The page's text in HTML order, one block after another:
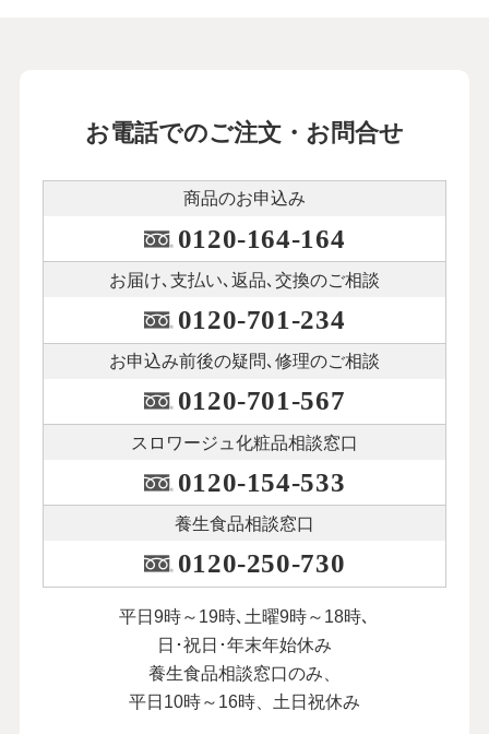
お電話でのご注文・お問合せ
商品のお申込み
0120-164-164
お届け､支払い､ 返品､交換のご相談
0120-701-234
お申込み前後の疑問､修理のご相談
0120-701-567
スロワージュ化粧品相談窓口
0120-154-533
養生食品相談窓口
0120-250-730
平日9時～19時､土曜9時～18時､
日･祝日･年末年始休み
養生食品相談窓口のみ、
平日10時～16時、土日祝休み